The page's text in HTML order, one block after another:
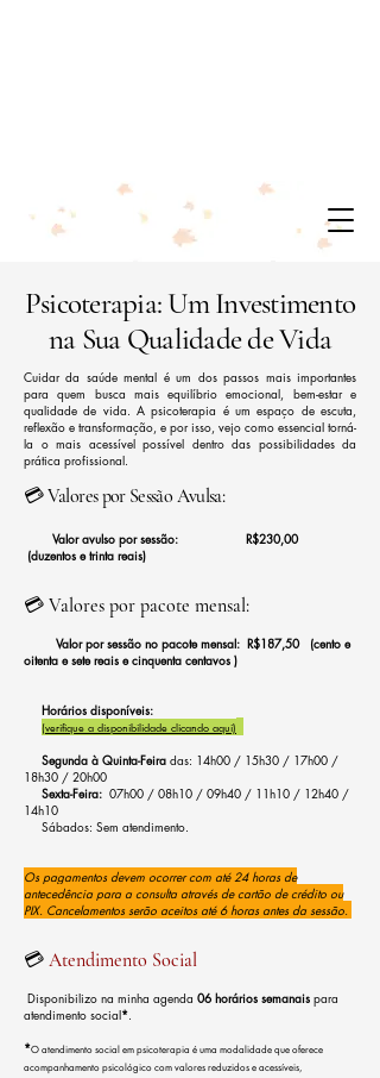
Psicoterapia: Um Investimento
na Sua Qualidade de Vida
Cuidar da saúde mental é um dos passos mais importantes
para quem busca mais equilíbrio emocional, bem-estar e
qualidade de vida. A psicoterapia é um espaço de escuta,
reflexão e transformação, e por isso, vejo como essencial torná-
la o mais acessível possível dentro das possibilidades da
prática profissional.
💳Valores por Sessão Avulsa:
Valor avulso por sessão: R$230,00
(duzentos e trinta reais)
💳 Valores por pacote mensal:
Valor por sessão no pacote mensal: R$187,50 (cento e
oitenta e sete reais e cinquenta centavos )
Horários disponíveis:
(verifique a disponibilidade clicando aqui)
Segunda à Quinta-Feira das: 14h00 / 15h30 / 17h00 /
18h30 / 20h00
Sexta-Feira: 07h00 / 08h10 / 09h40 / 11h10 / 12h40 /
14h10
Sábados: Sem atendimento.
Os pagamentos devem ocorrer com até 24 horas de
antecedência para a consulta através de cartão de crédito ou
PIX. Cancelamentos serão aceitos até 6 horas antes da sessão.
💳 Atendimento Social
Disponibilizo na minha agenda 06 horários semanais para
atendimento social*.
*O atendimento social em psicoterapia é uma modalidade que oferece
acompanhamento psicológico com valores reduzidos e acessíveis,